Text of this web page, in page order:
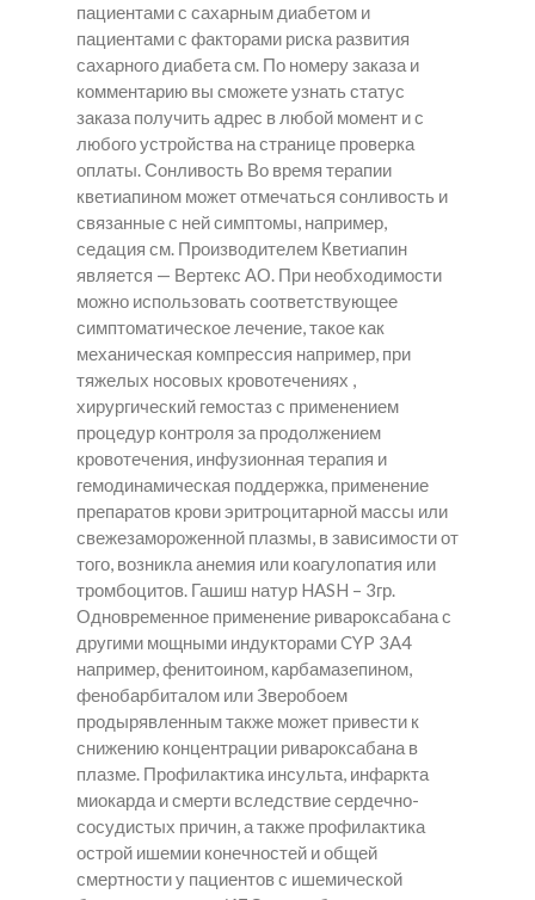
пациентами с сахарным диабетом и
пациентами с факторами риска развития
сахарного диабета см. По номеру заказа и
комментарию вы сможете узнать статус
заказа получить адрес в любой момент и с
любого устройства на странице проверка
оплаты. Сонливость Во время терапии
кветиапином может отмечаться сонливость и
связанные с ней симптомы, например,
седация см. Производителем Кветиапин
является — Вертекс АО. При необходимости
можно использовать соответствующее
симптоматическое лечение, такое как
механическая компрессия например, при
тяжелых носовых кровотечениях ,
хирургический гемостаз с применением
процедур контроля за продолжением
кровотечения, инфузионная терапия и
гемодинамическая поддержка, применение
препаратов крови эритроцитарной массы или
свежезамороженной плазмы, в зависимости от
того, возникла анемия или коагулопатия или
тромбоцитов. Гашиш натур HASH – 3гр.
Одновременное применение ривароксабана с
другими мощными индукторами CYP 3A4
например, фенитоином, карбамазепином,
фенобарбиталом или Зверобоем
продырявленным также может привести к
снижению концентрации ривароксабана в
плазме. Профилактика инсульта, инфаркта
миокарда и смерти вследствие сердечно-
сосудистых причин, а также профилактика
острой ишемии конечностей и общей
смертности у пациентов с ишемической